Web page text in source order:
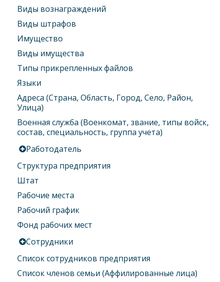
Виды вознаграждений
Виды штрафов
Имущество
Виды имущества
Типы прикрепленных файлов
Языки
Адреса (Страна, Область, Город, Село, Район,
Улица)
Военная служба (Военкомат, звание, типы войск,
состав, специальность, группа учета)
Работодатель
Структура предприятия
Штат
Рабочие места
Рабочий график
Фонд рабочих мест
Сотрудники
Список сотрудников предприятия
Список членов семьи (Аффилированные лица)